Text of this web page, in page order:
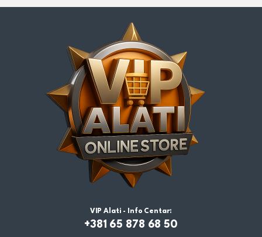
VIP Alati - Info Centar:
+381 65 878 68 50